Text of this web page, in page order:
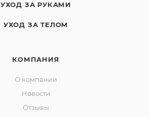
УХОД ЗА РУКАМИ
УХОД ЗА ТЕЛОМ
КОМПАНИЯ
О компании
Новости
Отзывы